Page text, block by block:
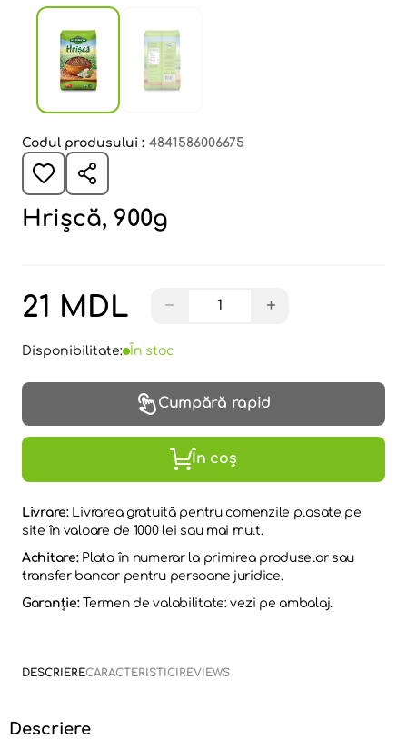
Codul produsului : 4841586006675
Hrişcă, 900g
21 MDL − +
Disponibilitate: În stoc
Cumpără rapid
În coș
Livrare: Livrarea gratuită pentru comenzile plasate pe
site în valoare de 1000 lei sau mai mult.
Achitare: Plata în numerar la primirea produselor sau
transfer bancar pentru persoane juridice.
Garanție:Termen de valabilitate: vezi pe ambalaj.
DESCRIERECARACTERISTICIREVIEWS
Descriere